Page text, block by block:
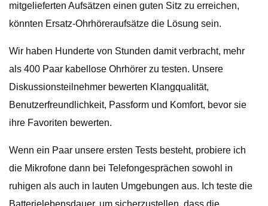
mitgelieferten Aufsätzen einen guten Sitz zu erreichen,
könnten Ersatz-Ohrhöreraufsätze die Lösung sein.
Wir haben Hunderte von Stunden damit verbracht, mehr
als 400 Paar kabellose Ohrhörer zu testen. Unsere
Diskussionsteilnehmer bewerten Klangqualität,
Benutzerfreundlichkeit, Passform und Komfort, bevor sie
ihre Favoriten bewerten.
Wenn ein Paar unsere ersten Tests besteht, probiere ich
die Mikrofone dann bei Telefongesprächen sowohl in
ruhigen als auch in lauten Umgebungen aus. Ich teste die
Batterielebensdauer, um sicherzustellen, dass die